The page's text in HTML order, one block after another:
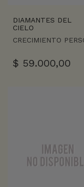
DIAMANTES DEL
CIELO
CRECIMIENTO
$ 59.000,00